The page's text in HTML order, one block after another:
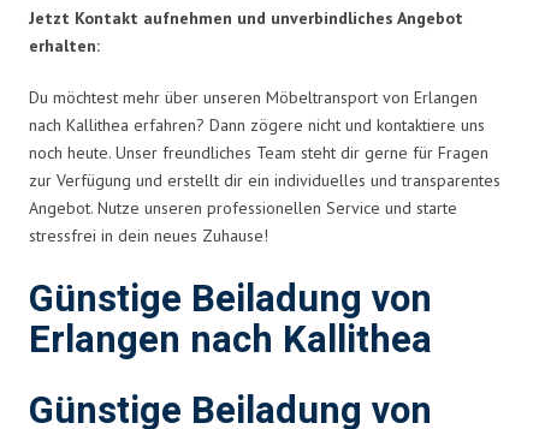
Jetzt Kontakt aufnehmen und unverbindliches Angebot
erhalten:
Du möchtest mehr über unseren Möbeltransport von Erlangen
nach Kallithea erfahren? Dann zögere nicht und kontaktiere uns
noch heute. Unser freundliches Team steht dir gerne für Fragen
zur Verfügung und erstellt dir ein individuelles und transparentes
Angebot. Nutze unseren professionellen Service und starte
stressfrei in dein neues Zuhause!
Günstige Beiladung von
Erlangen nach Kallithea
Günstige Beiladung von